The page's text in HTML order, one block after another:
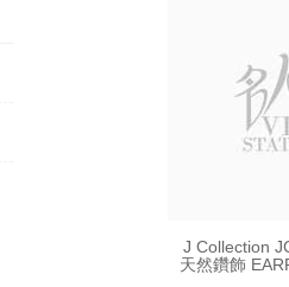
J Collection
天然鑽飾